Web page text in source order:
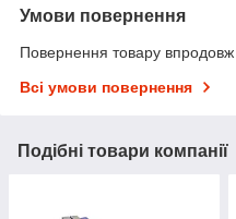
Умови повернення
Повернення товару впродовж
Всі умови повернення
Подібні товари компанії